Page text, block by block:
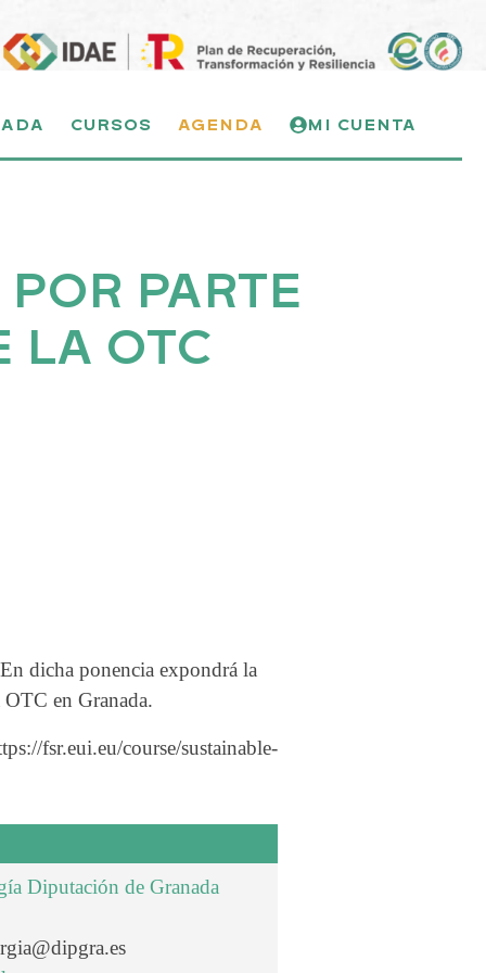
CURSOS AGENDA MI CUENTA
PARTE
LA OTC
dicha ponencia expondrá la
en Granada.
fsr.eui.eu/course/sustainable-
Diputación de Granada